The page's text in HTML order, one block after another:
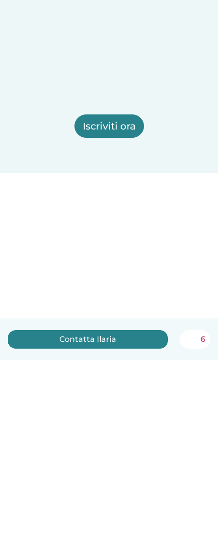
Iscriviti ora
Contatta Ilaria 6